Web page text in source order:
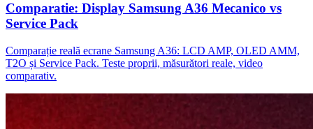
Comparatie: Display Samsung A36 Mecanico vs
Service Pack
Comparație reală ecrane Samsung A36: LCD AMP, OLED AMM,
T2O și Service Pack. Teste proprii, măsurători reale, video
comparativ.